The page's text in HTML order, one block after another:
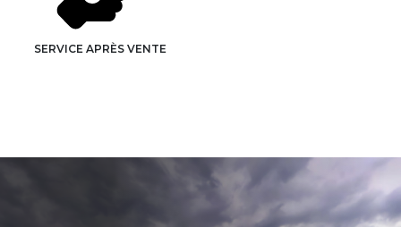
SERVICE APRÈS VENTE